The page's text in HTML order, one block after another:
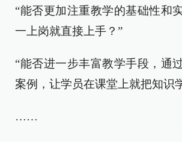
“能否更加注重教学的基础性和
一上岗就直接上手？”
“能否进一步丰富教学手段，通
案例，让学员在课堂上就把知识
……